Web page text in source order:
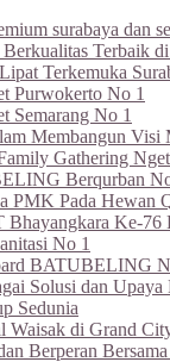
surabaya dan
Terbaik di
Terkemuka
Purwokerto No 1
Semarang No 1
Membangun Visi
Gathering
Berqurban
PMK Pada Hewan
Ke-76
No 1
BATUBELING
Solusi dan
Sedunia
Waisak di Grand
Berperan